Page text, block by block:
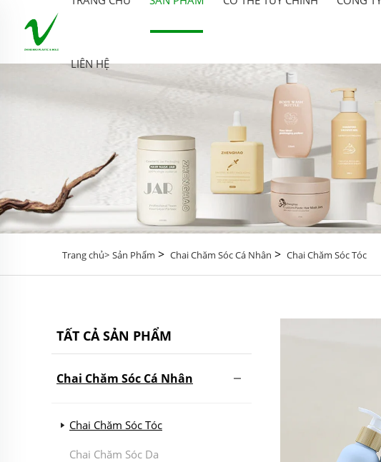
LIÊN HỆ
Trang chủ> Sản Phẩm > Chai Chăm Sóc Cá Nhân > Chai Chăm Sóc Tóc
TẤT CẢ SẢN PHẨM
Chai Chăm Sóc Cá Nhân
Chai Chăm Sóc Tóc
Chai Chăm Sóc Da